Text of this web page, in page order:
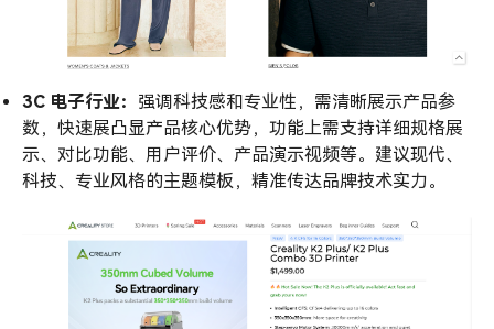
3C 电子行业： 强调科技感和专业性，需清晰展示产品参
数，快速展凸显产品核心优势，功能上需支持详细规格展
示、对比功能、用户评价、产品演示视频等。建议现代、
科技、专业风格的主题模板，精准传达品牌技术实力。